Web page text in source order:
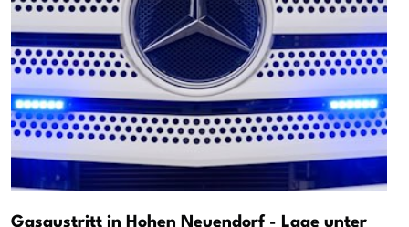
Gasaustritt in Hohen Neuendorf - Lage unter